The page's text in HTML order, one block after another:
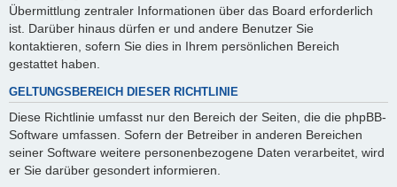
Übermittlung zentraler Informationen über das Board erforderlich
ist. Darüber hinaus dürfen er und andere Benutzer Sie
kontaktieren, sofern Sie dies in Ihrem persönlichen Bereich
gestattet haben.
GELTUNGSBEREICH DIESER RICHTLINIE
Diese Richtlinie umfasst nur den Bereich der Seiten, die die phpBB-
Software umfassen. Sofern der Betreiber in anderen Bereichen
seiner Software weitere personenbezogene Daten verarbeitet, wird
er Sie darüber gesondert informieren.